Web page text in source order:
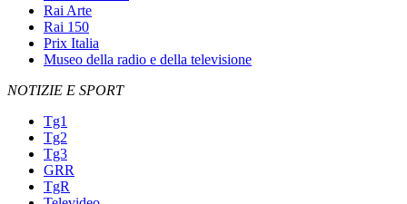
Rai Arte
Rai 150
Prix Italia
Museo della radio e della televisione
NOTIZIE E SPORT
Tg1
Tg2
Tg3
GRR
TgR